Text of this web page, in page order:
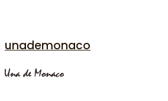
unademonaco